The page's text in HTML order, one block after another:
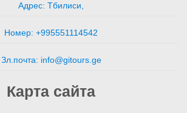
Адрес: Тбилиси,
Номер: +995551114542
Зл.почта: info@gitours.ge
Карта сайта